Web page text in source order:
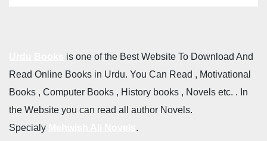
is one of the Best Website To Download And
Read Online Books in Urdu. You Can Read , Motivational
Books , Computer Books , History books , Novels etc. . In
the Website you can read all author Novels.
Specialy
.